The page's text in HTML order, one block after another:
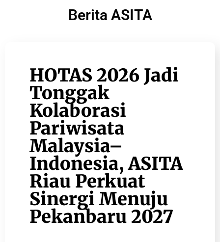
Berita ASITA
HOTAS 2026 Jadi
Tonggak
Kolaborasi
Pariwisata
Malaysia–
Indonesia, ASITA
Riau Perkuat
Sinergi Menuju
Pekanbaru 2027